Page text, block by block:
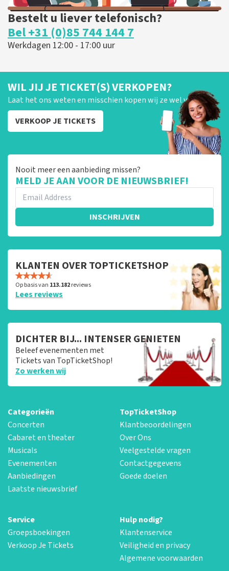
Bestelt u liever telefonisch?
Bel +31 (0)85 744 144 7
Werkdagen 12:00 - 17:00 uur
WIL JIJ JE TICKET(S) VERKOPEN?
Laat het ons weten en misschien kopen wij ze wel van je!
VERKOOP JE TICKETS
Nooit meer een aanbieding missen?
MELD JE AAN VOOR DE NIEUWSBRIEF!
INSCHRIJVEN
KLANTEN OVER TOPTICKETSHOP
Op basis van 113.182reviews
Lees reviews
DICHTER BIJ... INTENSER GENIETEN
Beleef evenementen met
Tickets van TopTicketShop!
Zo werken wij
Categorieën
Concerten
Cabaret en theater
Musicals
Evenementen
Aanbiedingen
Laatste nieuwsbrief
TopTicketShop
Klantbeoordelingen
Over Ons
Veelgestelde vragen
Contactgegevens
Goede doelen
Service
Groepsboekingen
Verkoop Je Tickets
Hulp nodig?
Klantenservice
Veiligheid en privacy
Algemene voorwaarden